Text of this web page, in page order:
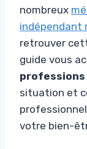
nombreux
indépendant
retrouver
guide vous
professions
situation et
votre bien-